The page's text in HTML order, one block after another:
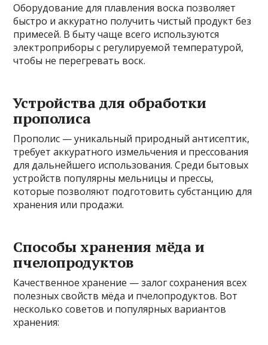
Оборудование для плавления воска позволяет
быстро и аккуратно получить чистый продукт без
примесей. В быту чаще всего используются
электроприборы с регулируемой температурой,
чтобы не перегревать воск.
Устройства для обработки
прополиса
Прополис — уникальный природный антисептик,
требует аккуратного измельчения и прессования
для дальнейшего использования. Среди бытовых
устройств популярны мельницы и прессы,
которые позволяют подготовить субстанцию для
хранения или продажи.
Способы хранения мёда и
пчелопродуктов
Качественное хранение — залог сохранения всех
полезных свойств мёда и пчелопродуктов. Вот
несколько советов и популярных вариантов
хранения: